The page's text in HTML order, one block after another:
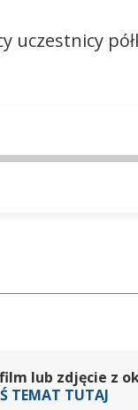
uczestnicy
lub zdjęcie z
TEMAT TUTAJ